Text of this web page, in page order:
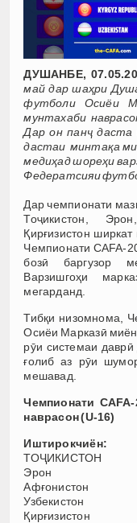
ДУШАНБЕ,
май дар шаҳри
футболи Осиёи
мунтахаби
Дар он панҷ даста
дастаи минтақа
медиҳад шореҳи
Федератсияи
Дар чемпионати
Тоҷикистон,
Қирғизистон
Чемпионати CAFA-
бозӣ баргузор
Варзишгоҳи
мегарданд.
Тибқи низомнома,
Осиёи Марказӣ
рӯи системаи
ғолиб аз рӯи
мешавад.
Чемпионати
наврасон (U-16)
Иштирокчиён:
ТОҶИКИСТОН
Эрон
Афғонистон
Узбекистон
Қирғизистон